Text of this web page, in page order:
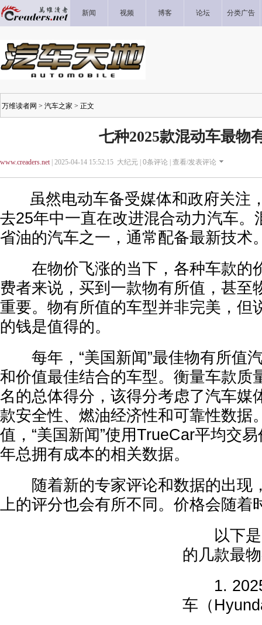
新闻 视频 博客 论坛 分类广告
万维读者网 > 汽车之家 > 正文
七种2025款混动车最物
www.creaders.net| 2025-04-14 15:52:15 大纪元 | 0条评论 | 查看/发表评论
虽然电动车备受媒体和政府关注
去25年中一直在改进混合动力汽车。
省油的汽车之一，通常配备最新技术
在物价飞涨的当下，各种车款的
费者来说，买到一款物有所值，甚至
重要。物有所值的车型并非完美，但
的钱是值得的。
每年，“美国新闻”最佳物有所值
和价值最佳结合的车型。衡量车款质
名的总体得分，该得分考虑了汽车媒
款安全性、燃油经济性和可靠性数据
值，“美国新闻”使用TrueCar平均交
年总拥有成本的相关数据。
随着新的专家评论和数据的出现
上的评分也会有所不同。价格会随着
以下是“
的几款最
1. 2025
车（